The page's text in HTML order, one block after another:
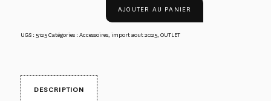
AJOUTER AU PANIER
UGS : 5125Catégories :Accessoires, import aout 2025, OUTLET
DESCRIPTION